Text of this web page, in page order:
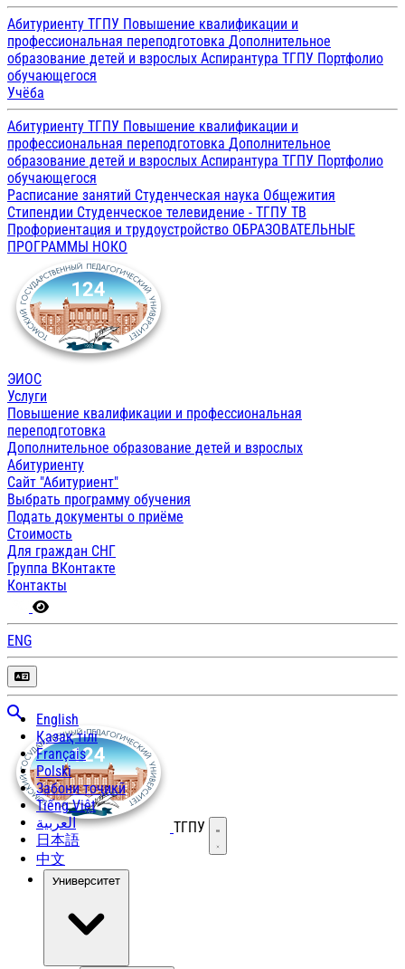
Абитуриенту ТГПУ Повышение квалификации и
профессиональная переподготовка Дополнительное
образование детей и взрослых Аспирантура ТГПУ Портфолио
обучающегося
Учёба
Абитуриенту ТГПУ Повышение квалификации и
профессиональная переподготовка Дополнительное
образование детей и взрослых Аспирантура ТГПУ Портфолио
обучающегося
Расписание занятий Студенческая наука Общежития
Стипендии Студенческое телевидение - ТГПУ ТВ
Профориентация и трудоустройство ОБРАЗОВАТЕЛЬНЫЕ
ПРОГРАММЫ НОКО
ЭИОС
Услуги
Повышение квалификации и профессиональная
переподготовка
Дополнительное образование детей и взрослых
Абитуриенту
Сайт "Абитуриент"
Выбрать программу обучения
Подать документы о приёме
Стоимость
Для граждан СНГ
Группа ВКонтакте
Контакты
ENG
English
Қазақ тілі
Français
Polski
Забони тоҷикӣ
Tiếng Việt
العربية
日本語
中文
ТГПУ Открыть меню
Университет